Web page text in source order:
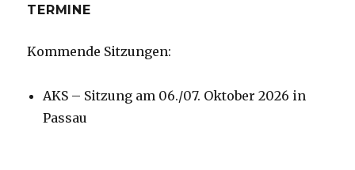
TERMINE
Kommende Sitzungen:
AKS – Sitzung am 06./07. Oktober 2026 in
Passau